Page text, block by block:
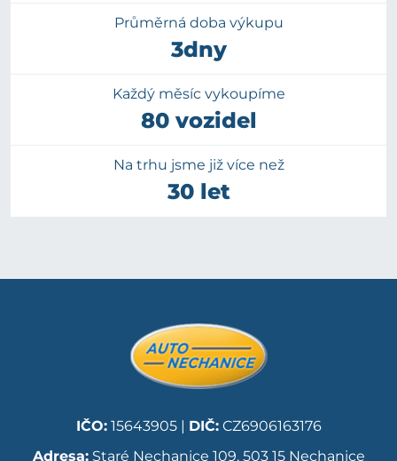
Průměrná doba výkupu
3dny
Každý měsíc vykoupíme
80 vozidel
Na trhu jsme již více než
30 let
IČO:15643905 | DIČ:CZ6906163176
Adresa:Staré Nechanice 109, 503 15 Nechanice